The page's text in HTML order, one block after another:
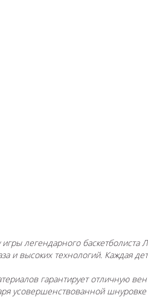
легендарного баскетболиста
и высоких технологий. Каждая
гарантирует отличную
усовершенствованной